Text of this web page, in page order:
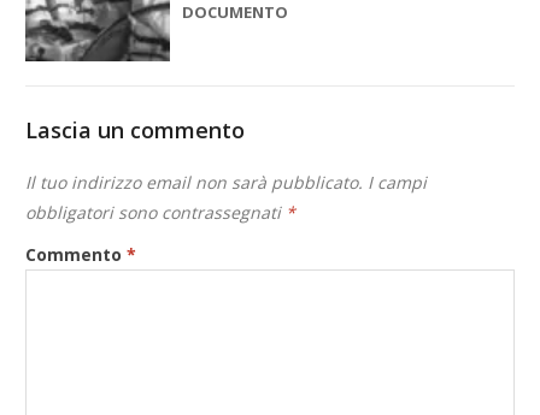
DOCUMENTO
Lascia un commento
Il tuo indirizzo email non sarà pubblicato. I campi
obbligatori sono contrassegnati *
Commento*